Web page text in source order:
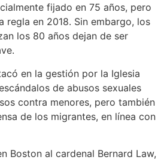
fijado en 75 años, pero
regla en 2018. Sin embargo, los
los 80 años dejan de ser
en la gestión por la Iglesia
de abusos sexuales
contra menores, pero también
de los migrantes, en línea con
Boston al cardenal Bernard Law,